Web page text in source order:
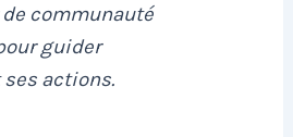
communauté
guider
actions.